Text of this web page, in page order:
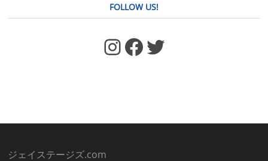
FOLLOW US!
https://www.facebook.com/jstages/ Facebook Twitter
ジェイステージズ.com